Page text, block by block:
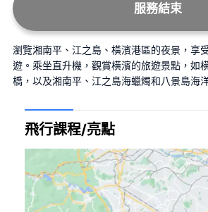
服務結束
瀏覽湘南平、江之島、橫濱港區的夜景，享
遊。乘坐直升機，觀賞橫濱的旅遊景點，如
橋，以及湘南平、江之島海蠟燭和八景島海
飛行課程/亮點